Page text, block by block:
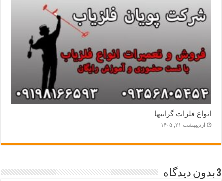
انواع فلزات گرانبها
اردیبهشت ۲۱, ۱۴۰۵
3 بدون دیدگاه